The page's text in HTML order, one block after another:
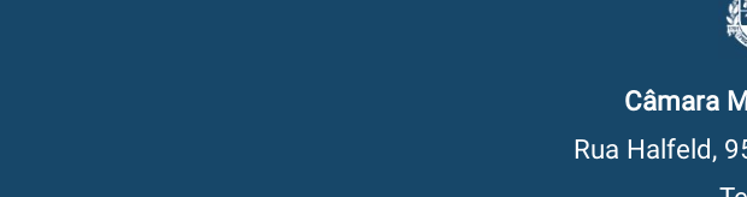
Câmara
Rua Halfeld,